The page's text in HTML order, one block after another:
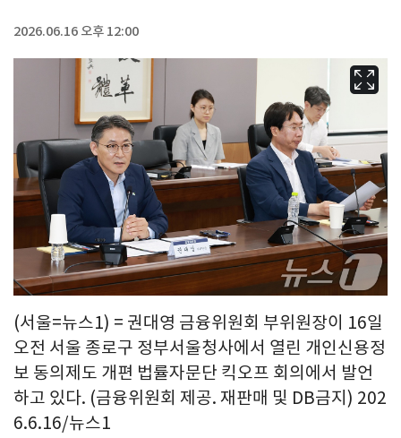
2026.06.16 오후 12:00
(서울=뉴스1) = 권대영 금융위원회 부위원장이 16일
오전 서울 종로구 정부서울청사에서 열린 개인신용정
보 동의제도 개편 법률자문단 킥오프 회의에서 발언
하고 있다. (금융위원회 제공. 재판매 및 DB금지) 202
6.6.16/뉴스1